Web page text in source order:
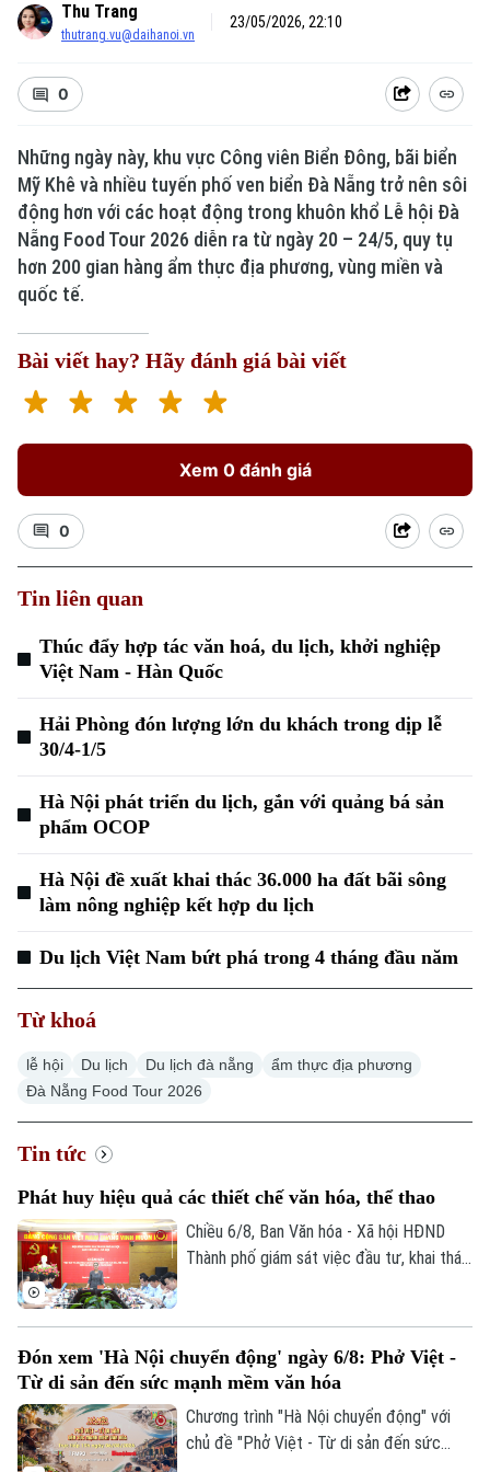
Xu hướng
Thu Trang
thutrang.vu@daihanoi.vn
23/05/2026, 22:10
0
Những ngày này, khu vực Công viên Biển Đông, bãi biển
Mỹ Khê và nhiều tuyến phố ven biển Đà Nẵng trở nên sôi
động hơn với các hoạt động trong khuôn khổ Lễ hội Đà
Nẵng Food Tour 2026 diễn ra từ ngày 20 – 24/5, quy tụ
hơn 200 gian hàng ẩm thực địa phương, vùng miền và
quốc tế.
Bài viết hay? Hãy đánh giá bài viết
Xem 0 đánh giá
0
Tin liên quan
Thúc đẩy hợp tác văn hoá, du lịch, khởi nghiệp
Việt Nam - Hàn Quốc
Hải Phòng đón lượng lớn du khách trong dịp lễ
30/4-1/5
Hà Nội phát triển du lịch, gắn với quảng bá sản
phẩm OCOP
Hà Nội đề xuất khai thác 36.000 ha đất bãi sông
làm nông nghiệp kết hợp du lịch
Du lịch Việt Nam bứt phá trong 4 tháng đầu năm
Từ khoá
lễ hội Du lịch Du lịch đà nẵng
ẩm thực địa phương
Đà Nẵng Food Tour 2026
Tin tức
Phát huy hiệu quả các thiết chế văn hóa, thể thao
Chiều 6/8, Ban Văn hóa - Xã hội HĐND
Thành phố giám sát việc đầu tư, khai thác
Đón xem 'Hà Nội chuyển động' ngày 6/8: Phở Việt -
Từ di sản đến sức mạnh mềm văn hóa
Chương trình "Hà Nội chuyển động" với
chủ đề "Phở Việt - Từ di sản đến sức